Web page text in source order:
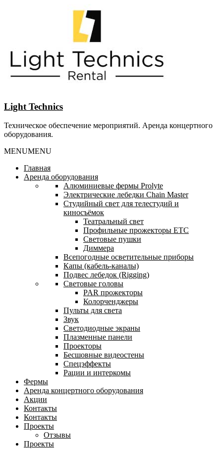
Light Technics
Техническое обеспечение мероприятий. Аренда концертного
оборудования.
MENUMENU
Главная
Аренда оборудования
Алюминиевые фермы Prolyte
Электрические лебедки Chain Master
Студийный свет для телестудий и
киносъёмок
Театральный свет
Профильные прожекторы ETC
Световые пушки
Диммера
Всепогодные осветительные приборы
Капы (кабель-каналы)
Подвес лебедок (Rigging)
Световые головы
PAR прожекторы
Колорченджеры
Пульты для света
Звук
Светодиодные экраны
Плазменные панели
Проекторы
Бесшовные видеостены
Спецэффекты
Рации и интеркомы
Фермы
Аренда концертного оборудования
Акции
Контакты
Контакты
Проекты
Отзывы
Проекты